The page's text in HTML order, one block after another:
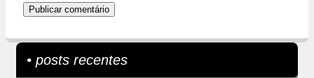
• posts recentes